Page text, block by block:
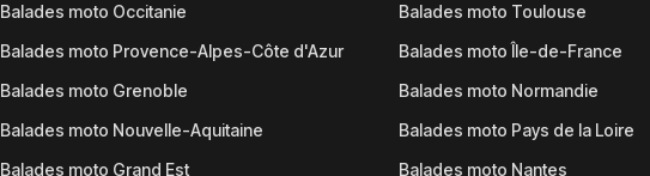
Balades moto Occitanie
Balades moto Provence-Alpes-Côte d'Azur
Balades moto Grenoble
Balades moto Nouvelle-Aquitaine
Balades moto Grand Est
Balades moto Toulouse
Balades moto Île-de-France
Balades moto Normandie
Balades moto Pays de la Loire
Balades moto Nantes